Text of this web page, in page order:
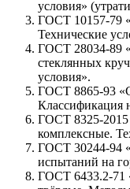
условия»
ГОСТ 10157-79
Технические
ГОСТ 28034-89
стеклянных
условия».
ГОСТ 8865-93
Классификация
ГОСТ 8325-2015
комплексные.
ГОСТ 30244-94
испытаний на
ГОСТ 6433.2-71